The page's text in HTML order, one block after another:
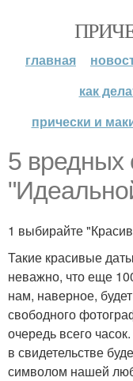
главная
как
прически и
5 вредных
1 выбирайте
Такие красивые
неважно, что еще
нам, наверное,
свободного
очередь всего
в свидетельстве
символом нашей